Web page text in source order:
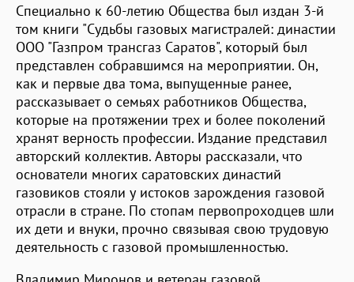
Специально к 60-летию Общества был издан 3-й
том книги "Судьбы газовых магистралей: династии
ООО "Газпром трансгаз Саратов", который был
представлен собравшимся на мероприятии. Он,
как и первые два тома, выпущенные ранее,
рассказывает о семьях работников Общества,
которые на протяжении трех и более поколений
хранят верность профессии. Издание представил
авторский коллектив. Авторы рассказали, что
основатели многих саратовских династий
газовиков стояли у истоков зарождения газовой
отрасли в стране. По стопам первопроходцев шли
их дети и внуки, прочно связывая свою трудовую
деятельность с газовой промышленностью.